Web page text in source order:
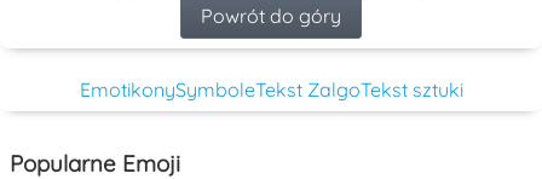
Powrót do góry
EmotikonySymboleTekst ZalgoTekst sztuki
Popularne Emoji